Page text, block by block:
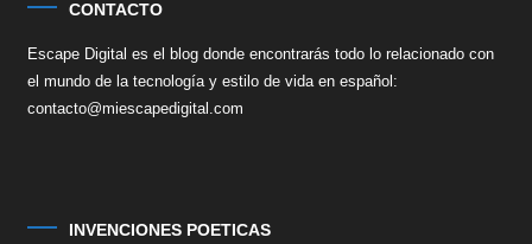
CONTACTO
Escape Digital es el blog donde encontrarás todo lo relacionado con
el mundo de la tecnología y estilo de vida en español:
contacto@miescapedigital.com
INVENCIONES POETICAS